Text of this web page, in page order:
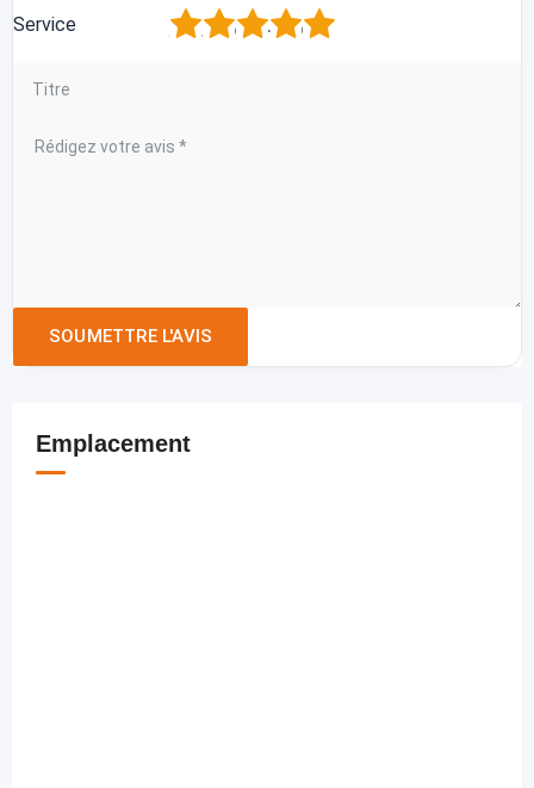
Service 5
4
3
2
Emplacement